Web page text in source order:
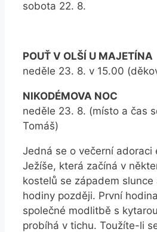
sobota 22. 8.
POUŤ V OLŠÍ U MAJETÍNA
neděle 23. 8. v 15.00
NIKODÉMOVA NOC
neděle 23. 8. (místo a čas
Tomáš)
Jedná se o večerní adoraci
Ježíše, která začíná v
kostelů se západem slunce
hodiny později. První
společné modlitbě s
probíhá v tichu. Toužíte-li